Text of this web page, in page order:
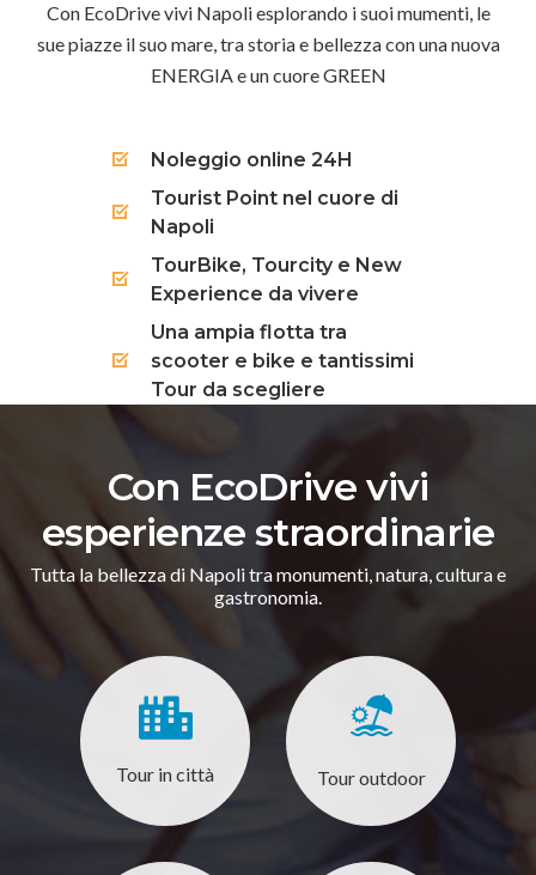
Con EcoDrive vivi Napoli esplorando i suoi mumenti, le
sue piazze il suo mare, tra storia e bellezza con una nuova
ENERGIA e un cuore GREEN
Noleggio online 24H
Tourist Point nel cuore di
Napoli
TourBike, Tourcity e New
Experience da vivere
Una ampia flotta tra
scooter e bike e tantissimi
Tour da scegliere
Con EcoDrive vivi
esperienze straordinarie
Tutta la bellezza di Napoli tra monumenti, natura, cultura e
gastronomia.
Tour in città Tour outdoor